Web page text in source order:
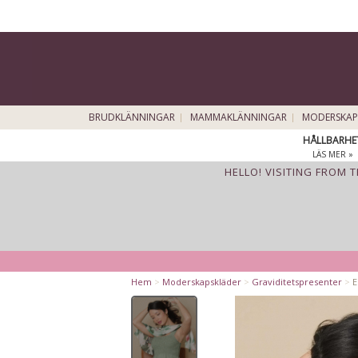
BRUDKLÄNNINGAR MAMMAKLÄNNINGAR
LÄS MER »
HELLO! VISITING FROM
Hem > Moderskapskläder > Graviditetspresenter >